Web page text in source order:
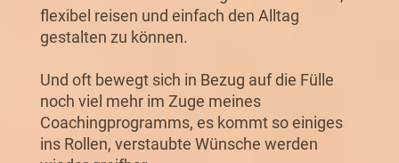
flexibel reisen und einfach den Alltag
gestalten zu können.
Und oft bewegt sich in Bezug auf die Fülle
noch viel mehr im Zuge meines
Coachingprogramms, es kommt so einiges
ins Rollen, verstaubte Wünsche werden